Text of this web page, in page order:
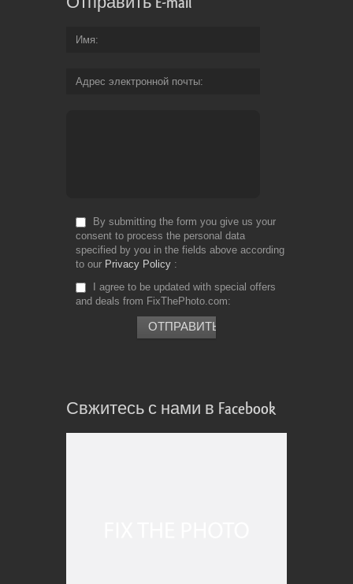
Имя
Адрес электронной почты
By submitting the form you give us your
consent to process the personal data
specified by you in the fields above according
to our Privacy Policy
I agree to be updated with special offers
and deals from FixThePhoto.com
Свжитесь с нами в Facebook